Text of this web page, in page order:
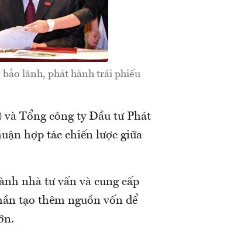
lãnh, phát hành trái phiếu
Tổng công ty Đầu tư Phát
hợp tác chiến lược giữa
nhà tư vấn và cung cấp
tạo thêm nguồn vốn để